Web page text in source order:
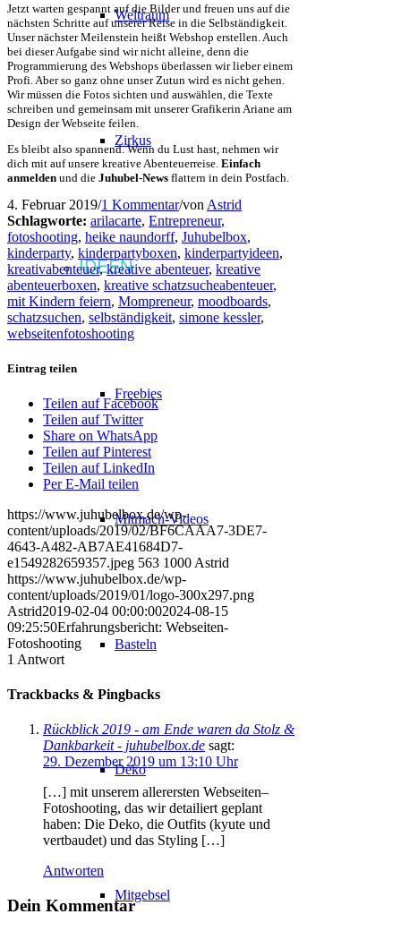
Weltraum
Zirkus
IDEEN
Freebies
Mitmach-Videos
Basteln
Deko
Mitgebsel
Jetzt warten gespannt auf die Bilder und freuen uns auf die
nächsten Schritte auf unserer Reise in die Selbständigkeit.
Unser nächster Meilenstein heißt Webshop erstellen. Auch
bei dieser Aufgabe sind wir nicht alleine, denn die
Programmierung des Webshops überlassen wir lieber einem
Profi. Aber so ganz ohne unser Zutun wird es nicht gehen.
Wir müssen die Fotos sichten und auswählen, die Texte
schreiben und gemeinsam mit unserer Grafikerin Ariane am
Design der Webseite feilen.
Es bleibt also spannend. Wenn du Lust hast, nehmen wir
dich mit auf unsere kreative Abenteuerreise. Einfach
anmelden und die Juhubel-News flattern in dein Postfach.
4. Februar 2019/1 Kommentar/von Astrid
Schlagworte: arilacarte, Entrepreneur,
fotoshooting, heike naundorff, Juhubelbox,
kinderparty, kinderpartyboxen, kinderpartyideen,
kreativabenteuer,kreative abenteuer, kreative
abenteuerboxen, kreative schatzsucheabenteuer,
mit Kindern feiern, Mompreneur, moodboards,
schatzsuchen, selbständigkeit, simone kessler,
webseitenfotoshooting
Eintrag teilen
Teilen auf Facebook
Teilen auf Twitter
Share on WhatsApp
Teilen auf Pinterest
Teilen auf LinkedIn
Per E-Mail teilen
https://www.juhubelbox.de/wp-
content/uploads/2019/02/BF6CAAA7-3DE7-
4643-A482-AB7AE41684D7-
e1549282659357.jpeg 563 1000 Astrid
https://www.juhubelbox.de/wp-
content/uploads/2019/01/logo-300x297.png
Astrid2019-02-04 00:00:002024-08-15
09:25:50Erfahrungsbericht: Webseiten-
Fotoshooting
1 Antwort
Trackbacks & Pingbacks
Rückblick 2019 - am Ende waren da Stolz &
Dankbarkeit - juhubelbox.de sagt:
29. Dezember 2019 um 13:10 Uhr
[…] mit unserem allerersten Webseiten–
Fotoshooting, das wir detailiert geplant
haben: Die Deko, die Outfits (kyute und
vertbaudet) und das Styling […]
Antworten
Dein Kommentar